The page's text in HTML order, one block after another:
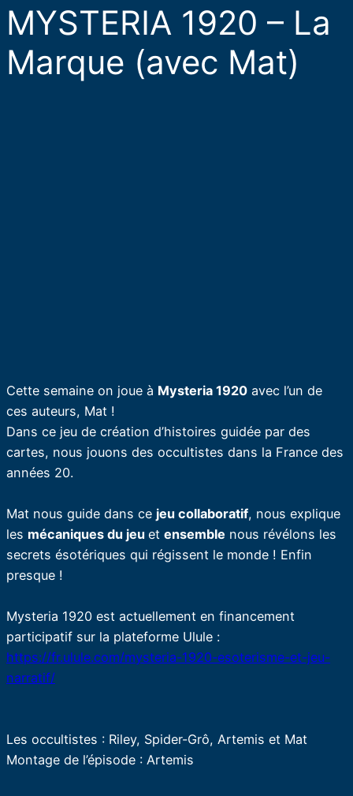
MYSTERIA 1920 – La
Marque (avec Mat)
Cette semaine on joue à Mysteria 1920 avec l’un de
ces auteurs, Mat !
Dans ce jeu de création d’histoires guidée par des
cartes, nous jouons des occultistes dans la France des
années 20.
Mat nous guide dans ce jeu collaboratif, nous explique
les mécaniques du jeu et ensemble nous révélons les
secrets ésotériques qui régissent le monde ! Enfin
presque !
Mysteria 1920 est actuellement en financement
participatif sur la plateforme Ulule :
https://fr.ulule.com/mysteria-1920-esoterisme-et-jeu-
narratif/
Les occultistes : Riley, Spider-Grô, Artemis et Mat
Montage de l’épisode : Artemis